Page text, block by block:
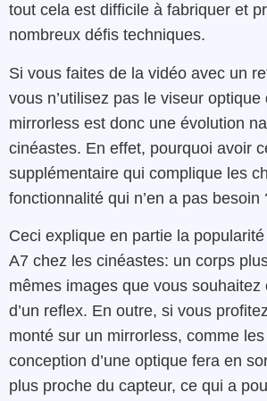
tout cela est difficile à fabriquer et
nombreux défis techniques.
Si vous faites de la vidéo avec un
vous n’utilisez pas le viseur
mirrorless est donc une évolution
cinéastes. En effet, pourquoi avoir
supplémentaire qui complique les
fonctionnalité qui n’en a pas besoin
Ceci explique en partie la
A7 chez les cinéastes: un corps
mêmes images que vous souhaitez
d’un reflex. En outre, si vous
monté sur un mirrorless, comme
conception d’une optique fera en
plus proche du capteur, ce qui a